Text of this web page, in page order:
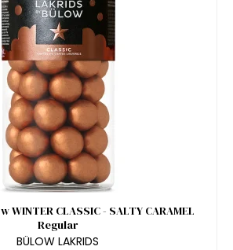
CLASSIC - SALTY CARAMEL
Regular
BÜLOW LAKRIDS